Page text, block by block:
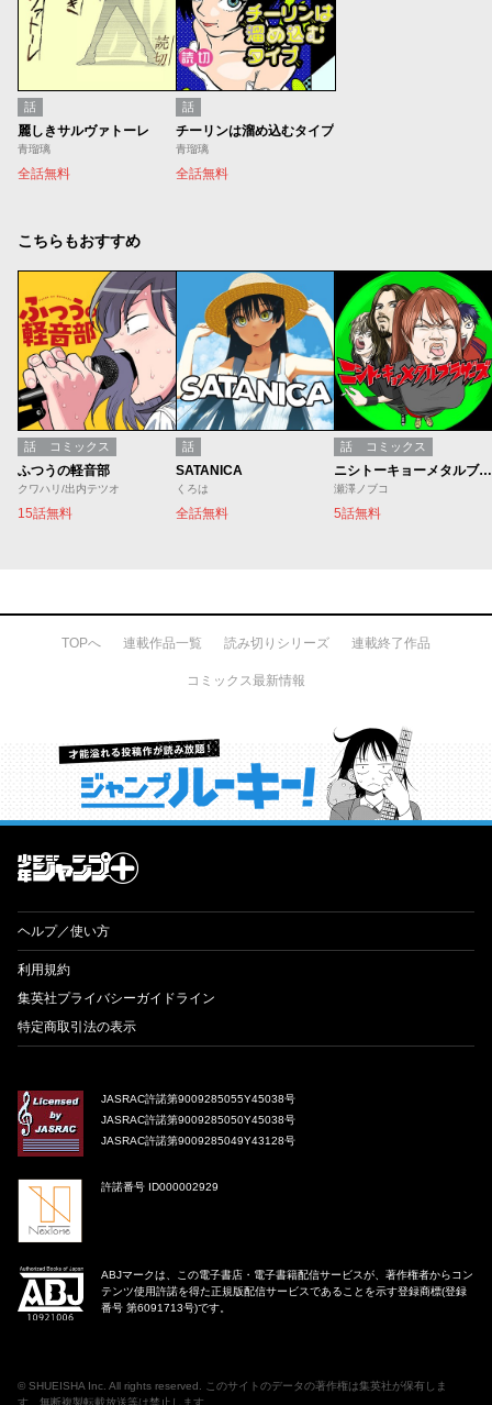
話
麗しきサルヴァトーレ
青瑠璃
全話無料
話
チーリンは溜め込むタイプ
青瑠璃
全話無料
こちらもおすすめ
話 コミックス
ふつうの軽音部
クワハリ/出内テツオ
15話無料
話
SATANICA
くろは
全話無料
話 コミックス
ニシトーキョーメタルブラザーズ
瀬澤ノブコ
5話無料
TOPへ 連載作品一覧 読み切りシリーズ 連載終了作品
コミックス最新情報
才能溢れる投稿作が読み放題！ ジャンプルーキー！
ヘルプ／使い方
利用規約
集英社プライバシーガイドライン
特定商取引法の表示
JASRAC許諾第9009285055Y45038号
JASRAC許諾第9009285050Y45038号
JASRAC許諾第9009285049Y43128号
許諾番号 ID000002929
ABJマークは、この電子書店・電子書籍配信サービスが、著作権者からコン
テンツ使用許諾を得た正規版配信サービスであることを示す登録商標(登録
番号 第6091713号)です。
© SHUEISHA Inc. All rights reserved. このサイトのデータの著作権は集英社が保有しま